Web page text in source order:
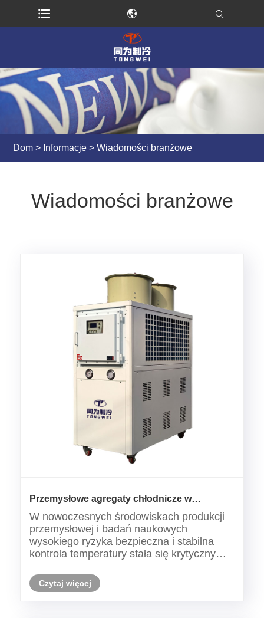
Dom > Informacje > Wiadomości branżowe
Wiadomości branżowe
Przemysłowe agregaty chłodnicze w
wykonaniu przeciwwybuchowym: ochrona
kontroli temperatury w przemyśle
wodorowym, chemicznym, farmaceutycznym
i laboratoryjnym
W nowoczesnych środowiskach produkcji
przemysłowej i badań naukowych
wysokiego ryzyka bezpieczna i stabilna
kontrola temperatury stała się krytycznym
operacyjnego. Przemysłowe agregaty
chłodnicze w wersji przeciwwybuchowej
Czytaj więcej